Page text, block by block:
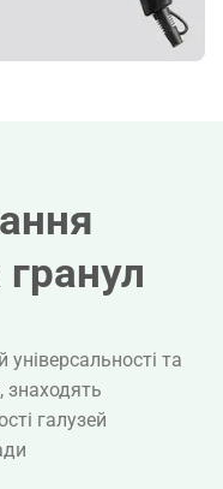
та
знаходять
галузей